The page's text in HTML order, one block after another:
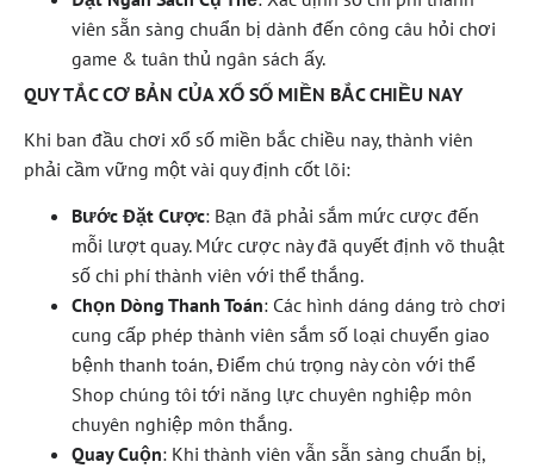
viên sẵn sàng chuẩn bị dành đến công câu hỏi chơi
game & tuân thủ ngân sách ấy.
QUY TẮC CƠ BẢN CỦA XỔ SỐ MIỀN BẮC CHIỀU NAY
Khi ban đầu chơi xổ số miền bắc chiều nay, thành viên
phải cầm vững một vài quy định cốt lõi:
Bước Đặt Cược: Bạn đã phải sắm mức cược đến
mỗi lượt quay. Mức cược này đã quyết định võ thuật
số chi phí thành viên với thể thắng.
Chọn Dòng Thanh Toán: Các hình dáng dáng trò chơi
cung cấp phép thành viên sắm số loại chuyển giao
bệnh thanh toán, Điểm chú trọng này còn với thể
Shop chúng tôi tới năng lực chuyên nghiệp môn
chuyên nghiệp môn thắng.
Quay Cuộn: Khi thành viên vẫn sẵn sàng chuẩn bị,